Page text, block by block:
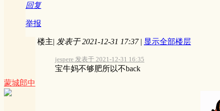
回复
举报
蒙城郎中
楼主| 发表于 2021-12-31 17:37 | 显示全部楼层
jespere 发表于 2021-12-31 16:35
宝牛妈不够肥所以不back